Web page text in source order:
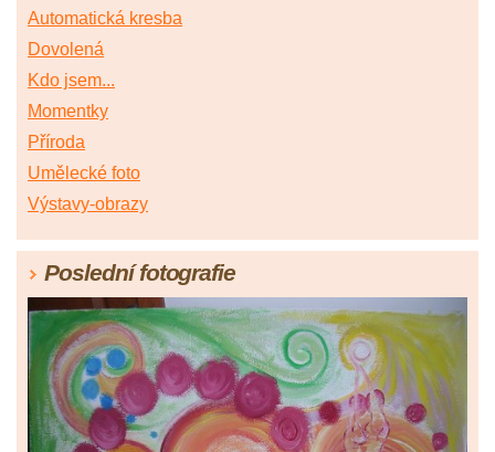
Automatická kresba
Dovolená
Kdo jsem...
Momentky
Příroda
Umělecké foto
Výstavy-obrazy
Poslední fotografie